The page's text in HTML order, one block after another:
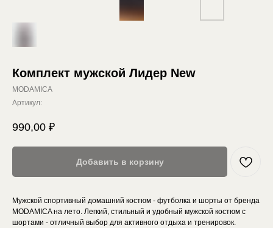
Комплект мужской Лидер New
MODAMICA
Артикул:
990,00 ₽
Добавить в корзину
Мужской спортивный домашний костюм - футболка и шорты от бренда
MODAMICA на лето. Легкий, стильный и удобный мужской костюм с
шортами - отличный выбор для активного отдыха и тренировок.